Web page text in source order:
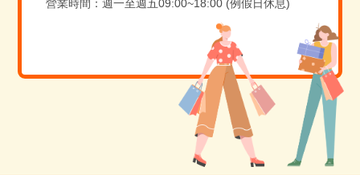
營業時間：週一至週五09:00~18:00 (例假日休息)